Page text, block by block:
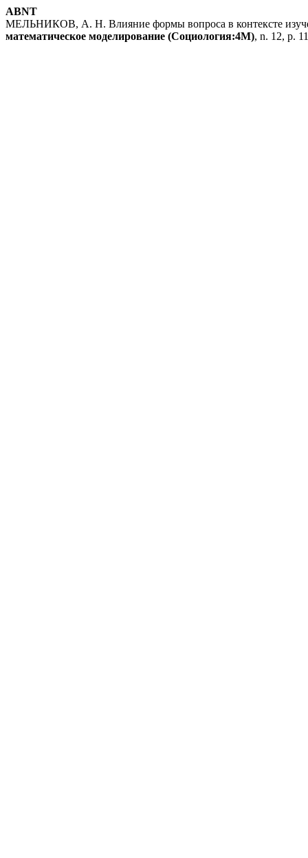
ABNT
МЕЛЬНИКОВ, А. Н. Влияние формы вопроса в контексте
математическое моделирование (Социология:4М), n. 12, p.